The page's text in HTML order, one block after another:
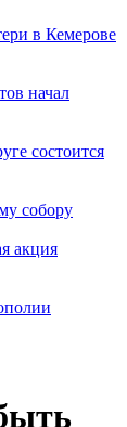
в Кемерове
начал
состоится
собору
акция